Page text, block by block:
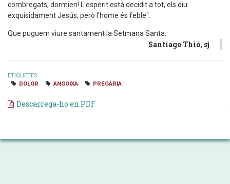
combregats, dormien! L'esperit està decidit a tot, els diu
exquisidament Jesús, però l'home és feble".
Que puguem viure santament la Setmana Santa.
Santiago Thió, sj
ETIQUETES
DOLOR
ANGOIXA PREGÀRIA
Descarrega-ho en PDF